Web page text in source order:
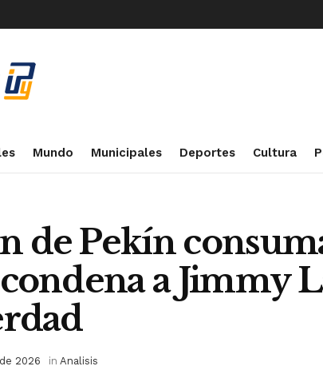
Mundo Municipales Deportes Cultura
de Pekín
a Jimmy
2026 in Analisis